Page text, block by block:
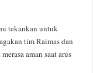
tekankan untuk
tim Raimas dan
aman saat arus